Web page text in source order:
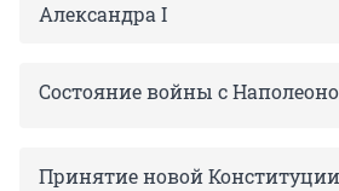
Александра I
Состояние войны с
Принятие новой Конституции